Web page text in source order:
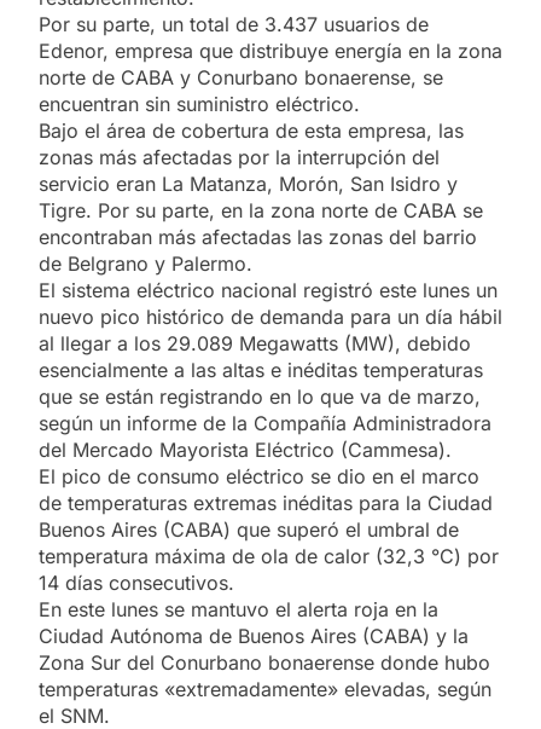
Por su parte, un total de 3.437 usuarios de
Edenor, empresa que distribuye energía en la zona
norte de CABA y Conurbano bonaerense, se
encuentran sin suministro eléctrico.
Bajo el área de cobertura de esta empresa, las
zonas más afectadas por la interrupción del
servicio eran La Matanza, Morón, San Isidro y
Tigre. Por su parte, en la zona norte de CABA se
encontraban más afectadas las zonas del barrio
de Belgrano y Palermo.
El sistema eléctrico nacional registró este lunes un
nuevo pico histórico de demanda para un día hábil
al llegar a los 29.089 Megawatts (MW), debido
esencialmente a las altas e inéditas temperaturas
que se están registrando en lo que va de marzo,
según un informe de la Compañía Administradora
del Mercado Mayorista Eléctrico (Cammesa).
El pico de consumo eléctrico se dio en el marco
de temperaturas extremas inéditas para la Ciudad
Buenos Aires (CABA) que superó el umbral de
temperatura máxima de ola de calor (32,3 °C) por
14 días consecutivos.
En este lunes se mantuvo el alerta roja en la
Ciudad Autónoma de Buenos Aires (CABA) y la
Zona Sur del Conurbano bonaerense donde hubo
temperaturas «extremadamente» elevadas, según
el SNM.